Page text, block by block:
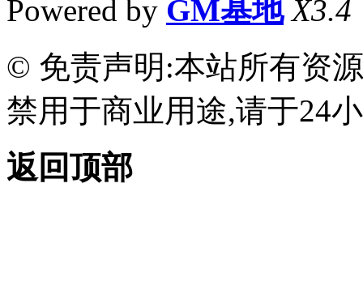
Powered by GM基地 X3.4
© 免责声明:本站所有资
禁用于商业用途,请于24
返回顶部